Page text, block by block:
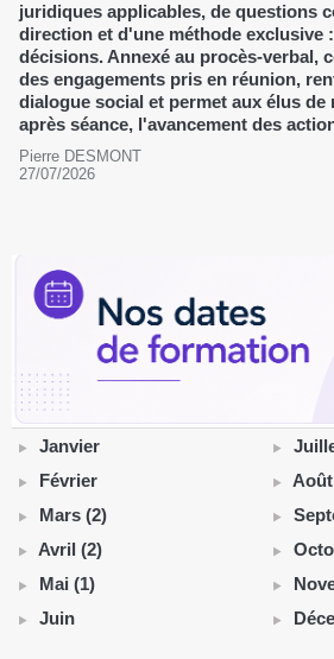
juridiques applicables, de questions
direction et d'une méthode exclusive
décisions. Annexé au procès-verbal,
des engagements pris en réunion,
dialogue social et permet aux élus de
après séance, l'avancement des
Pierre DESMONT
27/07/2026
Janvier
Février
Mars (2)
Avril (2)
Mai (1)
Juin